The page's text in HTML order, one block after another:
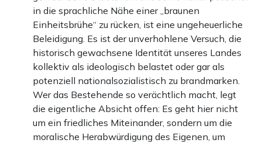
in die sprachliche Nähe einer „braunen
Einheitsbrühe“ zu rücken, ist eine ungeheuerliche
Beleidigung. Es ist der unverhohlene Versuch, die
historisch gewachsene Identität unseres Landes
kollektiv als ideologisch belastet oder gar als
potenziell nationalsozialistisch zu brandmarken.
Wer das Bestehende so verächtlich macht, legt
die eigentliche Absicht offen: Es geht hier nicht
um ein friedliches Miteinander, sondern um die
moralische Herabwürdigung des Eigenen, um